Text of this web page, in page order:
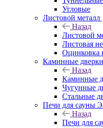
Угловые
Листовой металл
Назад
Листовой
Листовая
Оцинковка
Каминные дверки
Назад
Каминные
Чугунные
Стальные
Печи для сауны
Назад
Печи для